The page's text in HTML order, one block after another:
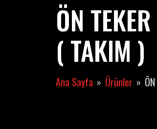
ÖN
( TAKIM )
Ana Sayfa Ürünler